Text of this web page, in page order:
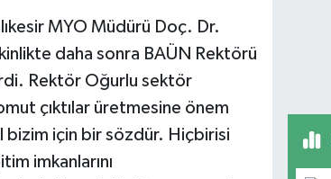
MYO Müdürü Doç. Dr.
daha sonra BAÜN Rektörü
Rektör Oğurlu sektör
çıktılar üretmesine önem
bizim için bir sözdür. Hiçbirisi
imkanlarını